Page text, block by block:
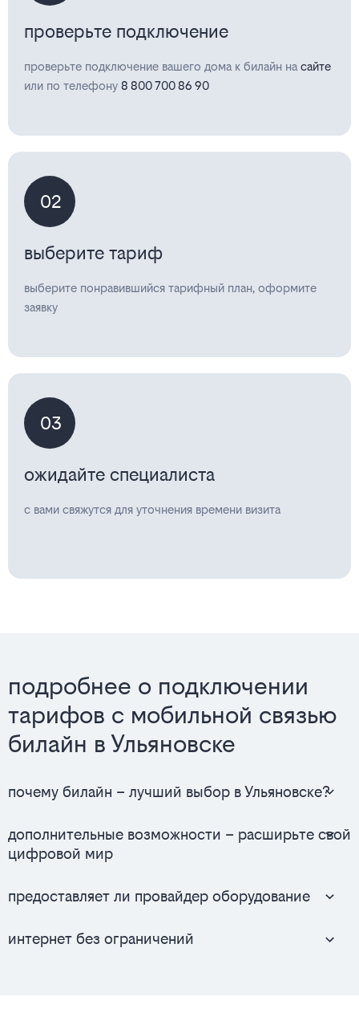
проверьте подключение
проверьте подключение вашего дома к билайн на сайте
или по телефону 8 800 700 86 90
02
выберите тариф
выберите понравившийся тарифный план, оформите
заявку
03
ожидайте специалиста
с вами свяжутся для уточнения времени визита
подробнее о подключении
тарифов с мобильной связью
билайн в Ульяновске
почему билайн – лучший выбор в Ульяновске?
дополнительные возможности – расширьте свой
цифровой мир
предоставляет ли провайдер оборудование
интернет без ограничений